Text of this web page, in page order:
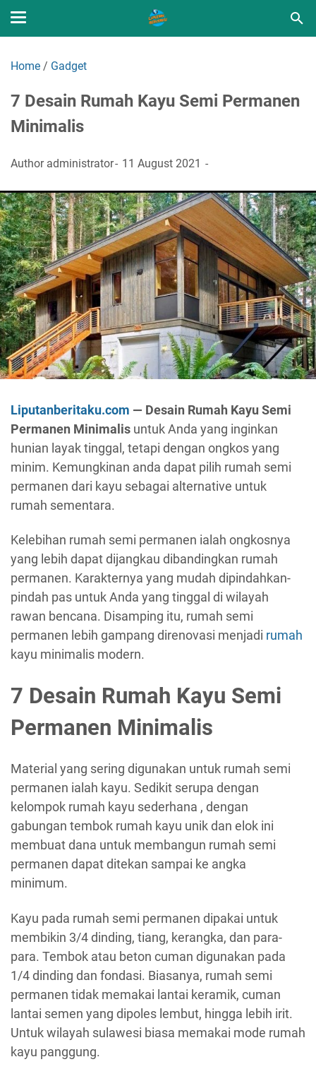
Home / Gadget
7 Desain Rumah Kayu Semi Permanen
Minimalis
Author administrator 11 August 2021
Liputanberitaku.com — Desain Rumah Kayu Semi
Permanen Minimalis untuk Anda yang inginkan
hunian layak tinggal, tetapi dengan ongkos yang
minim. Kemungkinan anda dapat pilih rumah semi
permanen dari kayu sebagai alternative untuk
rumah sementara.
Kelebihan rumah semi permanen ialah ongkosnya
yang lebih dapat dijangkau dibandingkan rumah
permanen. Karakternya yang mudah dipindahkan-
pindah pas untuk Anda yang tinggal di wilayah
rawan bencana. Disamping itu, rumah semi
permanen lebih gampang direnovasi menjadi rumah
kayu minimalis modern.
7 Desain Rumah Kayu Semi
Permanen Minimalis
Material yang sering digunakan untuk rumah semi
permanen ialah kayu. Sedikit serupa dengan
kelompok rumah kayu sederhana , dengan
gabungan tembok rumah kayu unik dan elok ini
membuat dana untuk membangun rumah semi
permanen dapat ditekan sampai ke angka
minimum.
Kayu pada rumah semi permanen dipakai untuk
membikin 3/4 dinding, tiang, kerangka, dan para-
para. Tembok atau beton cuman digunakan pada
1/4 dinding dan fondasi. Biasanya, rumah semi
permanen tidak memakai lantai keramik, cuman
lantai semen yang dipoles lembut, hingga lebih irit.
Untuk wilayah sulawesi biasa memakai mode rumah
kayu panggung.